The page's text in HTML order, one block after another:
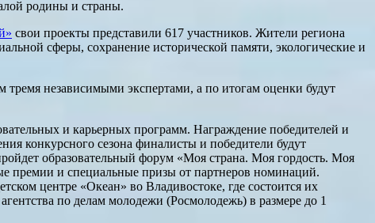
родины и страны.
свои проекты представили 617 участников. Жители региона
сферы, сохранение исторической памяти, экологические и
тремя независимыми экспертами, а по итогам оценки будут
и карьерных программ. Награждение победителей и
конкурсного сезона финалисты и победители будут
образовательный форум «Моя страна. Моя гордость. Моя
премии и специальные призы от партнеров номинаций.
центре «Океан» во Владивостоке, где состоится их
по делам молодежи (Росмолодежь) в размере до 1